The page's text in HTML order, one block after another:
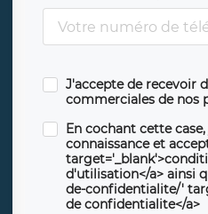
J'accepte de recevoir
commerciales de nos
En cochant cette
connaissance et
d'utilisation</a> ainsi
de-confidentialite/'
de confidentialite</a>